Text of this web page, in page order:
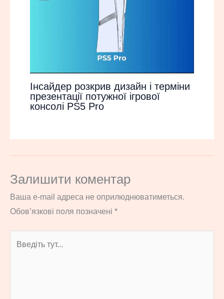
Інсайдер розкрив дизайн і терміни
презентації потужної ігрової
консолі PS5 Pro
Залишити коментар
Ваша e-mail адреса не оприлюднюватиметься.
Обов’язкові поля позначені *